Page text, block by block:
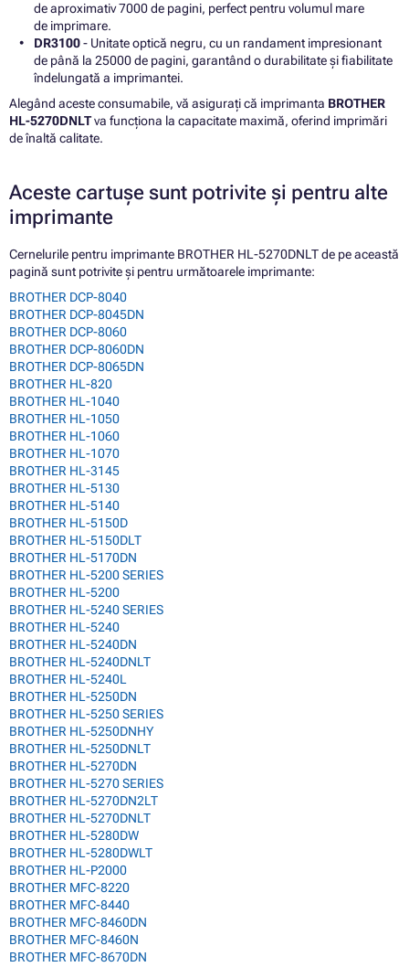
de aproximativ 7000 de pagini, perfect pentru volumul mare
de imprimare.
DR3100- Unitate optică negru, cu un randament impresionant
de până la 25000 de pagini, garantând o durabilitate și fiabilitate
îndelungată a imprimantei.
Alegând aceste consumabile, vă asigurați că imprimanta BROTHER
HL-5270DNLTva funcționa la capacitate maximă, oferind imprimări
de înaltă calitate.
Aceste cartușe sunt potrivite și pentru alte
imprimante
Cernelurile pentru imprimante BROTHER HL-5270DNLT de pe această
pagină sunt potrivite și pentru următoarele imprimante:
BROTHER DCP-8040
BROTHER DCP-8045DN
BROTHER DCP-8060
BROTHER DCP-8060DN
BROTHER DCP-8065DN
BROTHER HL-820
BROTHER HL-1040
BROTHER HL-1050
BROTHER HL-1060
BROTHER HL-1070
BROTHER HL-3145
BROTHER HL-5130
BROTHER HL-5140
BROTHER HL-5150D
BROTHER HL-5150DLT
BROTHER HL-5170DN
BROTHER HL-5200 SERIES
BROTHER HL-5200
BROTHER HL-5240 SERIES
BROTHER HL-5240
BROTHER HL-5240DN
BROTHER HL-5240DNLT
BROTHER HL-5240L
BROTHER HL-5250DN
BROTHER HL-5250 SERIES
BROTHER HL-5250DNHY
BROTHER HL-5250DNLT
BROTHER HL-5270DN
BROTHER HL-5270 SERIES
BROTHER HL-5270DN2LT
BROTHER HL-5270DNLT
BROTHER HL-5280DW
BROTHER HL-5280DWLT
BROTHER HL-P2000
BROTHER MFC-8220
BROTHER MFC-8440
BROTHER MFC-8460DN
BROTHER MFC-8460N
BROTHER MFC-8670DN